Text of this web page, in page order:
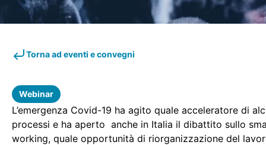
Torna ad eventi e convegni
Webinar
L’emergenza Covid-19 ha agito quale acceleratore di
processi e ha aperto anche in Italia il dibattito sullo
working, quale opportunità di riorganizzazione del